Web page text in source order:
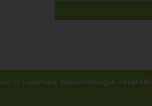
für Lagerware, Neubestellungen